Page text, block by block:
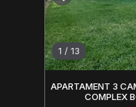
1 / 13
APARTAMENT 3
COMPLEX